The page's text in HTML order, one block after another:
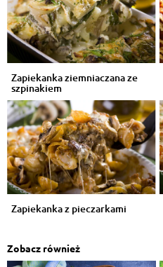
Zapiekanka ziemniaczana ze
szpinakiem
Zapiekanka z pieczarkami
Zobacz również